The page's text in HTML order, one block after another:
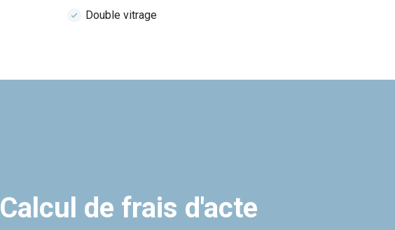
Double vitrage
Calcul de frais d'acte